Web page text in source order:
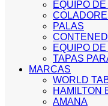
EQUIPO
PALAS
EQUIPO
TAPAS
MARCAS
WORLD
HAMILTON
AMANA